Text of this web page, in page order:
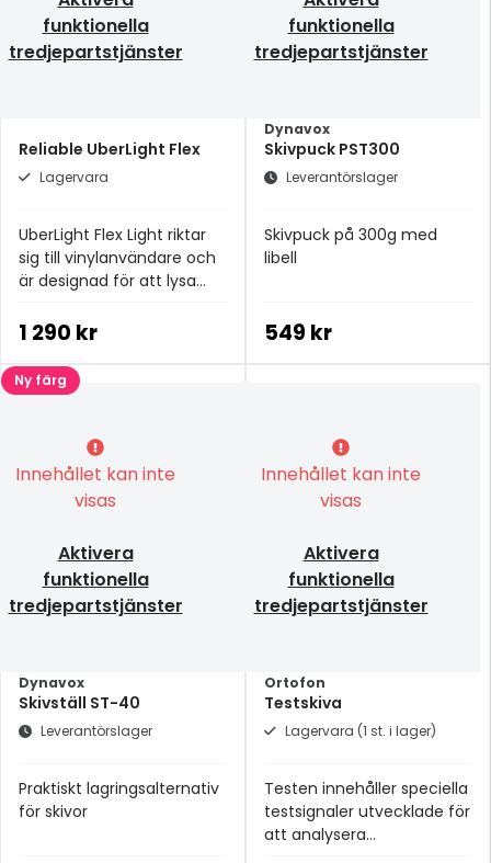
funktionella
tredjepartstjänster
Reliable UberLight Flex
Lagervara
UberLight Flex Light riktar
sig till vinylanvändare och
är designad för att lysa
skivspelare
1 290 kr
funktionella
tredjepartstjänster
Dynavox
Skivpuck PST300
Leverantörslager
Skivpuck på 300g med
libell
549 kr
Innehållet kan inte
visas
Aktivera
funktionella
tredjepartstjänster
Dynavox
Skivställ ST-40
Leverantörslager
Praktiskt lagringsalternativ
för skivor
Ny färg
Innehållet kan inte
visas
Aktivera
funktionella
tredjepartstjänster
Ortofon
Testskiva
Lagervara (1 st. i lager)
Testen innehåller speciella
testsignaler utvecklade för
att analysera